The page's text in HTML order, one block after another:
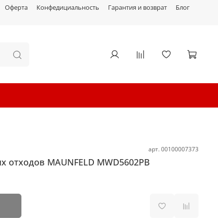
Оферта Конфедициальность Гарантия и возврат Блог
арт.00100007373
MAUNFELD MWD5602PB